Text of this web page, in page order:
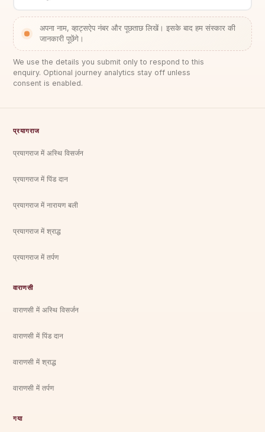
अपना नाम, व्हाट्सऐप नंबर और पूछताछ लिखें। इसके बाद हम संस्कार की
जानकारी पूछेंगे।
We use the details you submit only to respond to this
enquiry. Optional journey analytics stay off unless
consent is enabled.
प्रयागराज
प्रयागराज में अस्थि विसर्जन
प्रयागराज में पिंड दान
प्रयागराज में नारायण बली
प्रयागराज में श्राद्ध
प्रयागराज में तर्पण
वाराणसी
वाराणसी में अस्थि विसर्जन
वाराणसी में पिंड दान
वाराणसी में श्राद्ध
वाराणसी में तर्पण
गया